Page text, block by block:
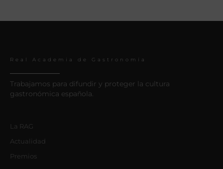
Real Academia de Gastronomía
Trabajamos para difundir y proteger la cultura
gastronómica española.
La RAG
Actualidad
Premios